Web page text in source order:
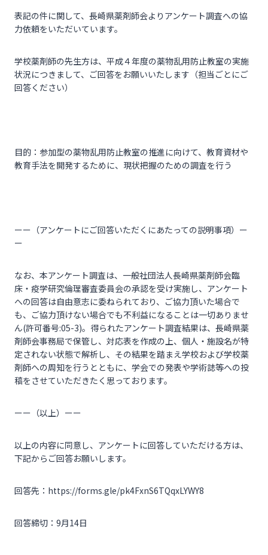
表記の件に関して、長崎県薬剤師会よりアンケート調査への協
力依頼をいただいています。
学校薬剤師の先生方は、平成４年度の薬物乱用防止教室の実施
状況につきまして、ご回答をお願いいたします（担当ごとにご
回答ください）
目的：参加型の薬物乱用防止教室の推進に向けて、教育資材や
教育手法を開発するために、現状把握のための調査を行う
ーー（アンケートにご回答いただくにあたっての説明事項）ー
ー
なお、本アンケート調査は、一般社団法人長崎県薬剤師会臨
床・疫学研究倫理審査委員会の承認を受け実施し、アンケート
への回答は自由意志に委ねられており、ご協力頂いた場合で
も、ご協力頂けない場合でも不利益になることは一切ありませ
ん(許可番号:05-3)。得られたアンケート調査結果は、長崎県薬
剤師会事務局で保管し、対応表を作成の上、個人・施設名が特
定されない状態で解析し、その結果を踏まえ学校および学校薬
剤師への周知を行うとともに、学会での発表や学術誌等への投
稿をさせていただきたく思っております。
ーー（以上）ーー
以上の内容に同意し、アンケートに回答していただける方は、
下記からご回答お願いします。
回答先：https://forms.gle/pk4FxnS6TQqxLYWY8
回答締切：9月14日